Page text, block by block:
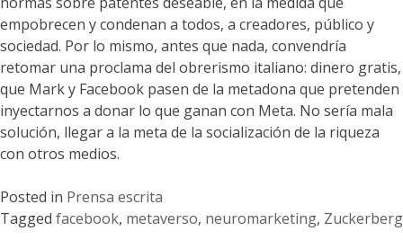
empobrecen y condenan a todos, a creadores, público y
sociedad. Por lo mismo, antes que nada, convendría
retomar una proclama del obrerismo italiano: dinero gratis,
que Mark y Facebook pasen de la metadona que pretenden
inyectarnos a donar lo que ganan con Meta. No sería mala
solución, llegar a la meta de la socialización de la riqueza
con otros medios.
Posted in Prensa escrita
Tagged facebook, metaverso, neuromarketing, Zuckerberg